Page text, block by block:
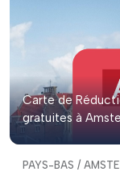
Carte de
gratuites à
PAYS-BAS /